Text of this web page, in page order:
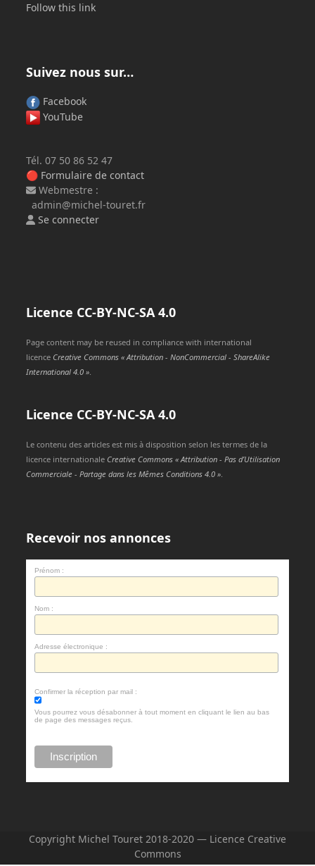
Follow this link
Suivez nous sur…
Facebook
YouTube
Tél. 07 50 86 52 47
🔴 Formulaire de contact
Webmestre :
admin@michel-touret.fr
Se connecter
Licence CC-BY-NC-SA4.0
Page content may be reused in compliance with international
licence Creative Commons « Attribution - NonCommercial - ShareAlike
International 4.0 ».
Licence CC-BY-NC-SA4.0
Le contenu des articles est mis à disposition selon les termes de la
licence internationale Creative Commons « Attribution - Pas d’Utilisation
Commerciale - Partage dans les Mêmes Conditions 4.0 ».
Recevoir nos annonces
Prénom :
Nom :
Adresse électronique :
Confirmer la réception par mail :
Vous pourrez vous désabonner à tout moment en cliquant le lien au bas
de page des messages reçus.
Copyright Michel Touret 2018-2020 — Licence Creative
Commons